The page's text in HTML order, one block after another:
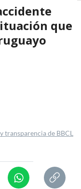
que
transparencia de BBCL